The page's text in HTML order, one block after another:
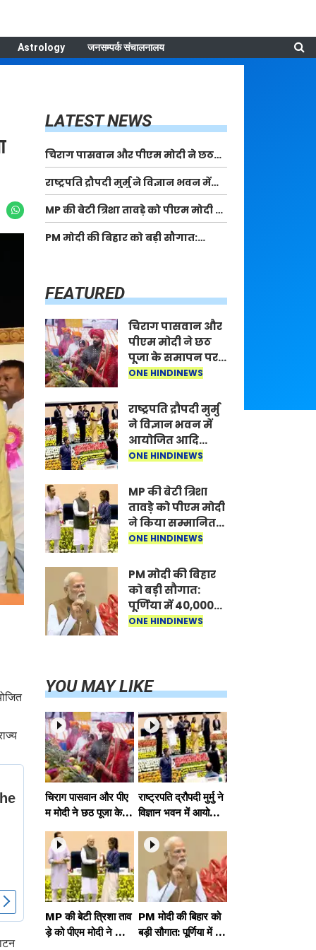
Astrology जनसम्पर्क संचालनालय
LATEST NEWS
चिराग पासवान और पीएम मोदी ने छठ
पूजा के समापन पर देशवासियों को दी
शुभकामनाएं, छठी मैया से देश की समृद्धि
की कामना की
राष्ट्रपति द्रौपदी मुर्मु ने विज्ञान भवन में
आयोजित आदि कर्मयोगी अभियान पर
राष्ट्रीय कॉन्क्लेव में मध्यप्रदेश को
सम्मानित किया
MP की बेटी त्रिशा तावड़े को पीएम मोदी ने
किया सम्मानित, राष्ट्रीय स्तर पर लहराया
कौशल विकास का परचम
PM मोदी की बिहार को बड़ी सौगात:
FEATURED
चिराग पासवान और
पीएम मोदी ने छठ
पूजा के समापन पर
देशवासियों को दी
मैया से देश की
समृद्धि की
कामना की
ONE HINDINEWS
राष्ट्रपति द्रौपदी मुर्मु
ने विज्ञान भवन में
आयोजित आदि
कर्मयोगी अभियान
में मध्यप्रदेश को
सम्मानित किया
ONE HINDINEWS
MP की बेटी त्रिशा
तावड़े को पीएम मोदी
ने किया सम्मानित,
राष्ट्रीय स्तर पर
विकास का परचम
ONE HINDINEWS
PM मोदी की बिहार
को बड़ी सौगात:
पूर्णिया में 40,000
करोड़ की विकास
का नया युग शुरू
ONE HINDINEWS
YOU MAY LIKE
चिराग पासवान और पीए
म मोदी ने छठ पूजा के स
मापन पर देशवासियों को
दी शुभकामनाएं, छठी
मैया से देश की समृद्धि की
कामना की
राष्ट्रपति द्रौपदी मुर्मु ने
विज्ञान भवन में आयोजित
आदि कर्मयोगी अभियान
पर राष्ट्रीय कॉन्क्लेव में
मध्यप्रदेश को सम्मानित
किया
MP की बेटी त्रिशा ताव
ड़े को पीएम मोदी ने किया
PM मोदी की बिहार को
बड़ी सौगात: पूर्णिया में 4